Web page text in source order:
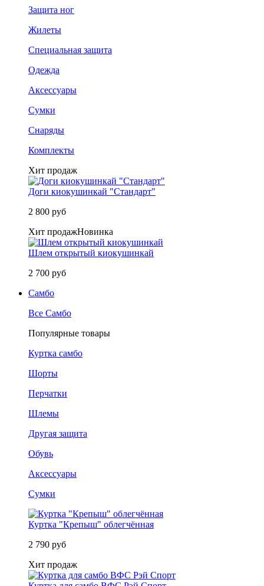
Защита ног
Жилеты
Специальная защита
Одежда
Аксессуары
Сумки
Снаряды
Комплекты
Хит продаж
Доги киокушинкай "Стандарт"
2 800 руб
Хит продажНовинка
Шлем открытый киокушинкай
2 700 руб
Самбо
Все Самбо
Популярные товары
Куртка самбо
Шорты
Перчатки
Шлемы
Другая защита
Обувь
Аксессуары
Сумки
Куртка "Крепыш" облегчённая
2 790 руб
Хит продаж